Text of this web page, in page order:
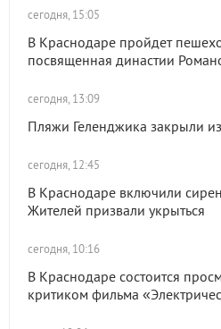
сегодня, 15:05
В Краснодаре пройдет
посвященная династии
сегодня, 13:09
Пляжи Геленджика закрыли
сегодня, 12:45
В Краснодаре включили
Жителей призвали укрыться
сегодня, 10:16
В Краснодаре состоится
критиком фильма